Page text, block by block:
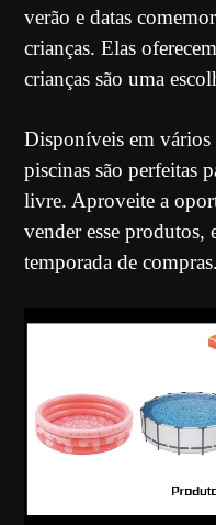
verão e datas
crianças. Elas
crianças são uma
Disponíveis em vários
piscinas são perfeitas
livre. Aproveite a
vender esse produtos,
temporada de compras.